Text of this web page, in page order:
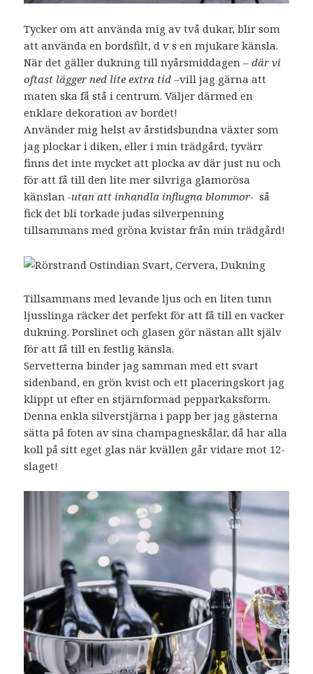
Tycker om att använda mig av två dukar, blir som
att använda en bordsfilt, d v s en mjukare känsla.
När det gäller dukning till nyårsmiddagen – där vi
oftast lägger ned lite extra tid –vill jag gärna att
maten ska få stå i centrum. Väljer därmed en
enklare dekoration av bordet!
Använder mig helst av årstidsbundna växter som
jag plockar i diken, eller i min trädgård, tyvärr
finns det inte mycket att plocka av där just nu och
för att få till den lite mer silvriga glamorösa
känslan-utan att inhandla influgna blommor- så
fick det bli torkade judas silverpenning
tillsammans med gröna kvistar från min trädgård!
Tillsammans med levande ljus och en liten tunn
ljusslinga räcker det perfekt för att få till en vacker
dukning. Porslinet och glasen gör nästan allt själv
för att få till en festlig känsla.
Servetterna binder jag samman med ett svart
sidenband, en grön kvist och ett placeringskort jag
klippt ut efter en stjärnformad pepparkaksform.
Denna enkla silverstjärna i papp ber jag gästerna
sätta på foten av sina champagneskålar, då har alla
koll på sitt eget glas när kvällen går vidare mot 12-
slaget!